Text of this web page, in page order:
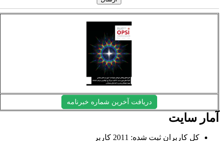
دریافت آخرین شماره خبرنامه
سایت
کل کاربران ثبت شده: 2011 کاربر